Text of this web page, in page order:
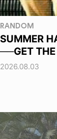
RANDOM
SUMMER
──GET THE
2026.08.03